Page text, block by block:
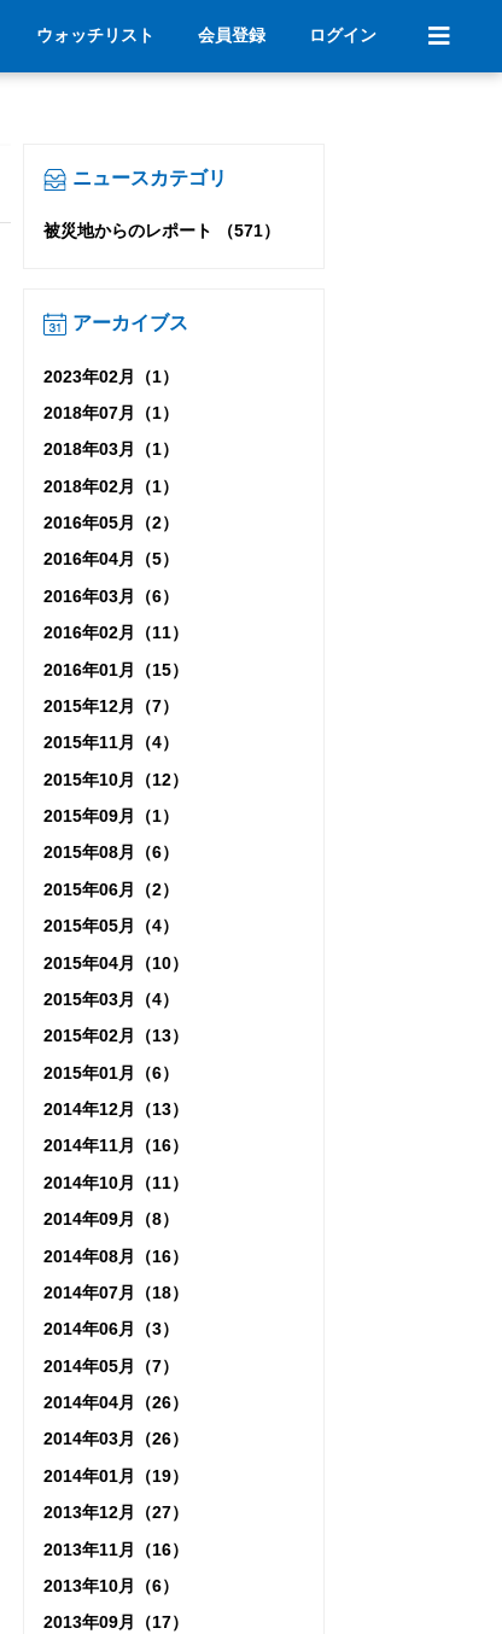
ウォッチリスト 会員登録 ログイン
ニュースカテゴリ
被災地からのレポート （571）
アーカイブス
2023年02月（1）
2018年07月（1）
2018年03月（1）
2018年02月（1）
2016年05月（2）
2016年04月（5）
2016年03月（6）
2016年02月（11）
2016年01月（15）
2015年12月（7）
2015年11月（4）
2015年10月（12）
2015年09月（1）
2015年08月（6）
2015年06月（2）
2015年05月（4）
2015年04月（10）
2015年03月（4）
2015年02月（13）
2015年01月（6）
2014年12月（13）
2014年11月（16）
2014年10月（11）
2014年09月（8）
2014年08月（16）
2014年07月（18）
2014年06月（3）
2014年05月（7）
2014年04月（26）
2014年03月（26）
2014年01月（19）
2013年12月（27）
2013年11月（16）
2013年10月（6）
2013年09月（17）